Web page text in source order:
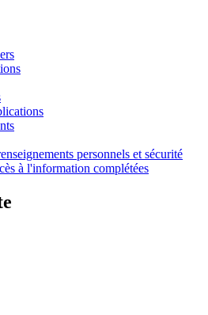
personnels et sécurité
à l'information complétées